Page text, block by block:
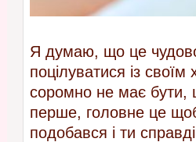
Я думаю, що це
поцілуватися із своїм
соромно не має бути,
перше, головне це
подобався і ти